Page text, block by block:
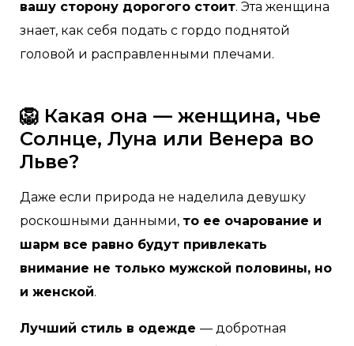
вашу сторону дорогого стоит. Эта женщина
знает, как себя подать с гордо поднятой
головой и расправленными плечами.
🦁 Какая она — женщина, чье
Солнце, Луна или Венера во
Льве?
Даже если природа не наделила девушку
роскошными данными, то ее очарование и
шарм все равно будут привлекать
внимание не только мужской половины, но
и женской.
Лучший стиль в одежде — добротная